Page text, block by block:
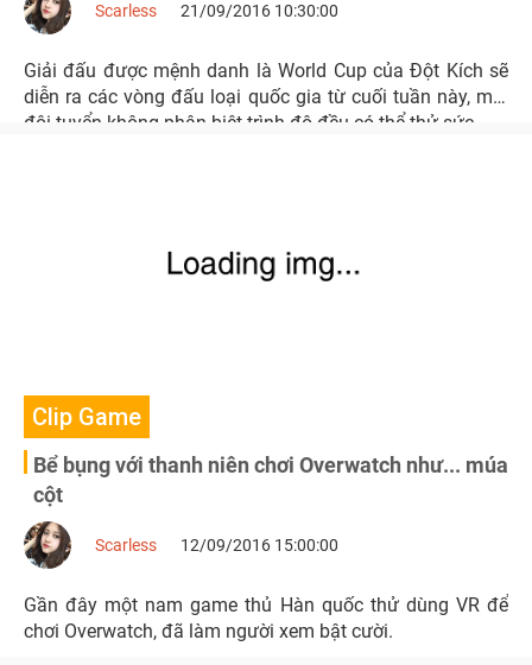
Scarless 21/09/2016 10:30:00
Giải đấu được mệnh danh là World Cup của Đột Kích sẽ
diễn ra các vòng đấu loại quốc gia từ cuối tuần này, mọi
đội tuyển không phân biệt trình độ đều có thể thử sức.
Clip Game
Bể bụng với thanh niên chơi Overwatch như... múa
cột
Scarless 12/09/2016 15:00:00
Gần đây một nam game thủ Hàn quốc thử dùng VR để
chơi Overwatch, đã làm người xem bật cười.